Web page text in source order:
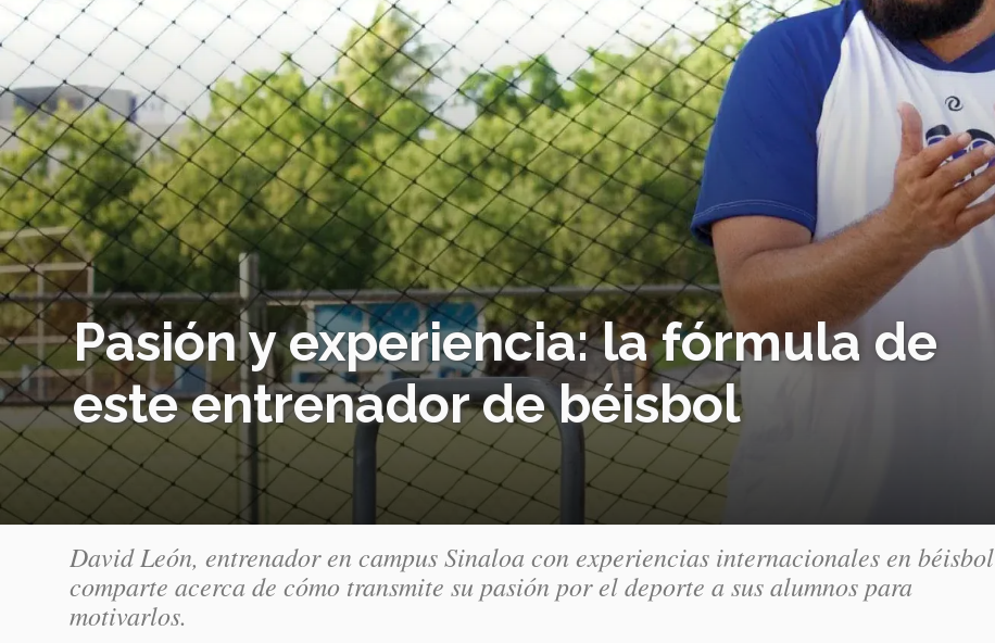
Pasión y experiencia: la fórmula de
este entrenador de béisbol
David León, entrenador en campus Sinaloa con experiencias internacionales en béisbol
comparte acerca de cómo transmite su pasión por el deporte a sus alumnos para
motivarlos.